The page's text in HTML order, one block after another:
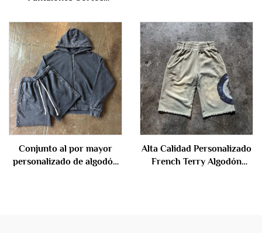
para Hombres, Estilo
Streetwear, con Lavado
Vintage y Diamantes de
Imitación
extragruesa, de algodón,
para hombre, para verano
Conjunto al por mayor
personalizado de algodón
Alta Calidad Personalizado
French Terry Algodón